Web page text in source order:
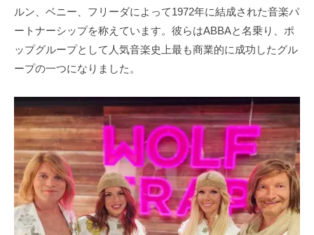
ルン、ベニー、フリーダによって1972年に結成された音楽パ
ートナーシップを称えています。彼らはABBAと名乗り、ポ
ップグループとして人気音楽史上最も商業的に成功したグル
ープの一つになりました。